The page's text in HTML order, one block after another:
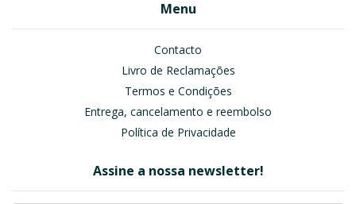
Menu
Contacto
Livro de Reclamações
Termos e Condições
Entrega, cancelamento e reembolso
Política de Privacidade
Assine a nossa newsletter!